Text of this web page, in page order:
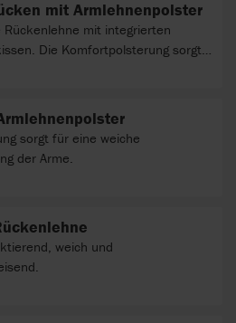
mit Armlehnenpolster
Rückenlehne mit integrierten
Die Komfortpolsterung sorgt
sorgt für eine weiche
der Arme.
weich und